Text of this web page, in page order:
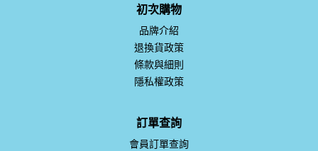
初次購物
品牌介紹
退換貨政策
條款與細則
隱私權政策
訂單查詢
會員訂單查詢